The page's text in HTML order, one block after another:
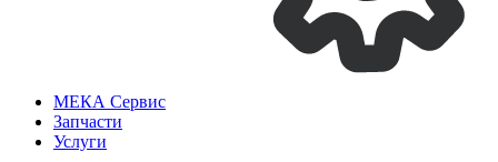
МЕКА Сервис
Запчасти
Услуги